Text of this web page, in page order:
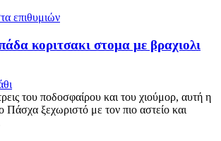
επιθυμιών
κοριτσακι στομα με βραχιολι
του ποδοσφαίρου και του χιούμορ, αυτή η
Πάσχα ξεχωριστό με τον πιο αστείο και